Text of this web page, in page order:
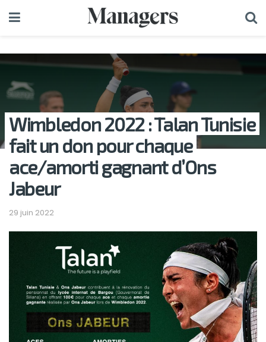
Wimbledon 2022 : Talan Tunisie
fait un don pour chaque
ace/amorti gagnant d’Ons
Jabeur
29 juin 2022